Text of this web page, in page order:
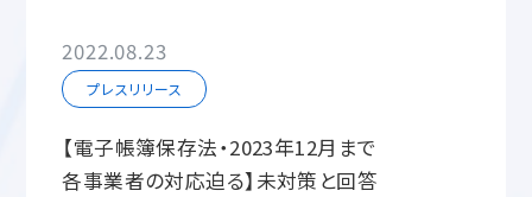
2022.08.23
プレスリリース
【電子帳簿保存法・2023年12月まで
各事業者の対応迫る】未対策と回答